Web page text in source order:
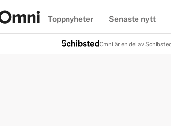
Toppnyheter Senaste nytt
Omni är en del av